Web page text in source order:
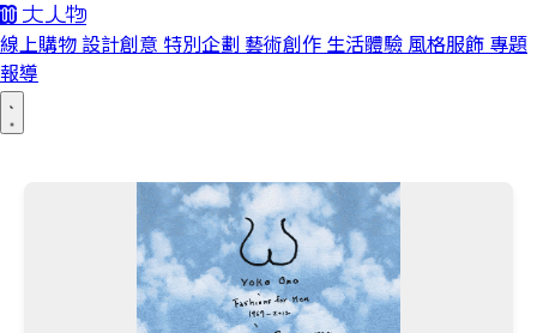
線上購物 設計創意 特別企劃 藝術創作 生活體驗 風格服飾 專題
報導